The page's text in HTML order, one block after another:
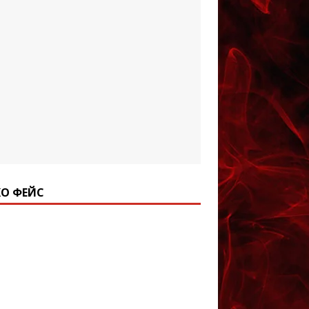
ФЕЙС